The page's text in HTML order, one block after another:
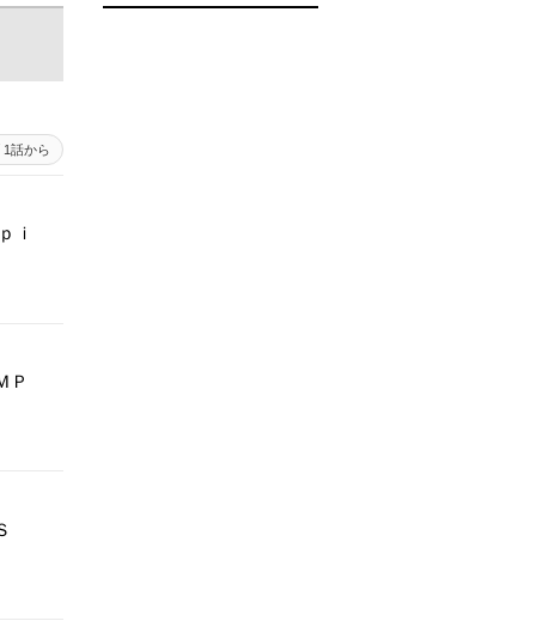
1話から
ｉ